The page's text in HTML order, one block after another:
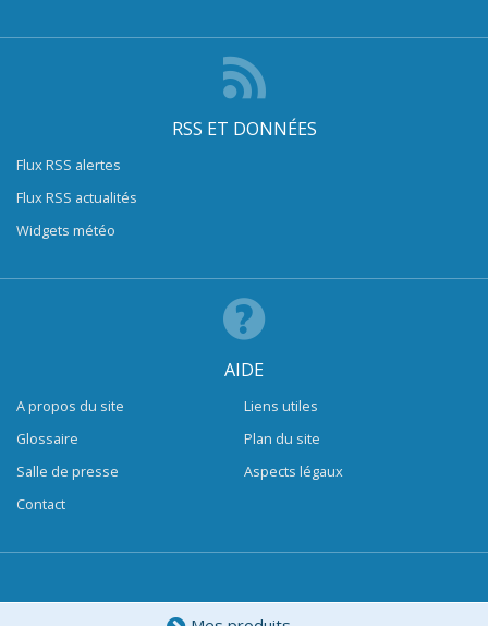
RSS ET DONNÉES
Flux RSS alertes
Flux RSS actualités
Widgets météo
AIDE
A propos du site
Glossaire
Salle de presse
Contact
Liens utiles
Plan du site
Aspects légaux